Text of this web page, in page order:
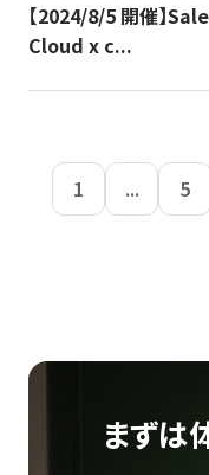
【2024/8/5 開催】
Cloud x c...
1 ... 5
まずは